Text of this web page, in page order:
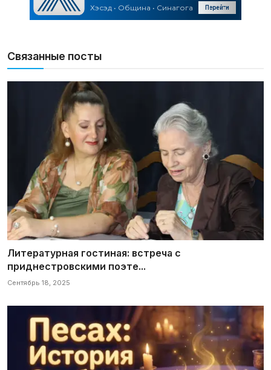
Связанные посты
Литературная гостиная: встреча с
приднестровскими поэте...
Сентябрь 18, 2025